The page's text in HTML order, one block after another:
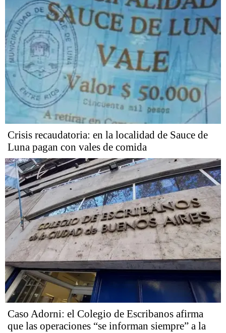
Crisis recaudatoria: en la localidad de Sauce de
Luna pagan con vales de comida
Caso Adorni: el Colegio de Escribanos afirma
que las operaciones “se informan siempre” a la